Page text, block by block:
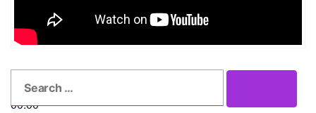
00:00